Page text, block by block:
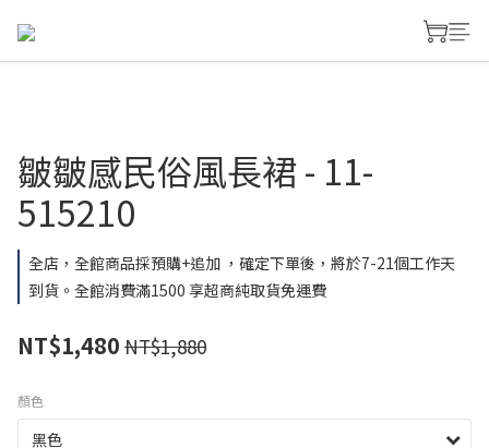
皺皺感民俗風長裙 - 11-
515210
全店，全館商品採預購+追加 ，確定下單後，將於7-21個工作天
到貨。全館消費滿1500 享超商純取貨免運費
NT$1,480 NT$1,880
顏色